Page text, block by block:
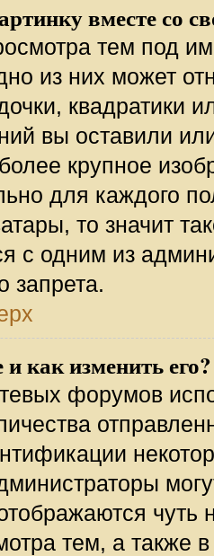
вместе со
тем под
из них может
квадратики
вы оставили
крупное
для каждого
то значит
с одним из
запрета.
как изменить его?
форумов
чуть
тем, а также